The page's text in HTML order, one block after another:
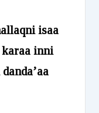
isaa
karaa inni